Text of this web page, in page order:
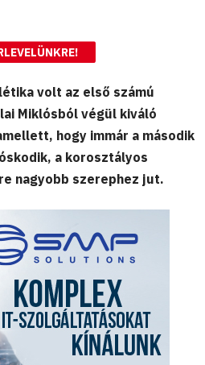
volt az első számú
Miklósból végül kiváló
hogy immár a második
a korosztályos
nagyobb szerephez jut.